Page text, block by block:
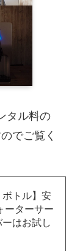
タル料の
でご覧く
ボトル】安
ーターサー
はお試し